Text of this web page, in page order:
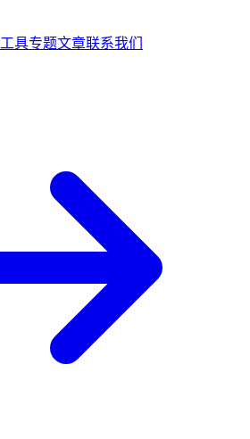
工具专题文章联系我们